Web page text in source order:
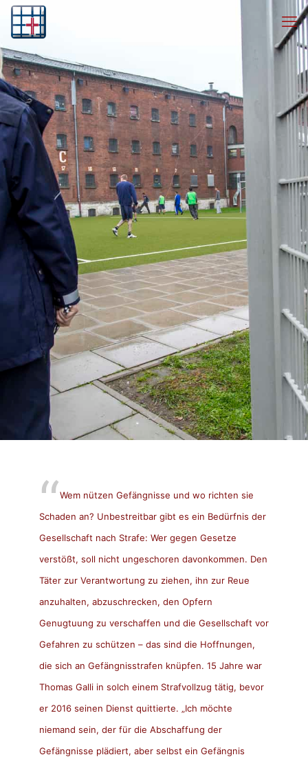
Wem nützen Gefängnisse und wo richten sie
Schaden an? Unbestreitbar gibt es ein Bedürfnis der
Gesellschaft nach Strafe: Wer gegen Gesetze
verstößt, soll nicht ungeschoren davonkommen. Den
Täter zur Verantwortung zu ziehen, ihn zur Reue
anzuhalten, abzuschrecken, den Opfern
Genugtuung zu verschaffen und die Gesellschaft vor
Gefahren zu schützen – das sind die Hoffnungen,
die sich an Gefängnisstrafen knüpfen. 15 Jahre war
Thomas Galli in solch einem Strafvollzug tätig, bevor
er 2016 seinen Dienst quittierte. „Ich möchte
niemand sein, der für die Abschaffung der
Gefängnisse plädiert, aber selbst ein Gefängnis